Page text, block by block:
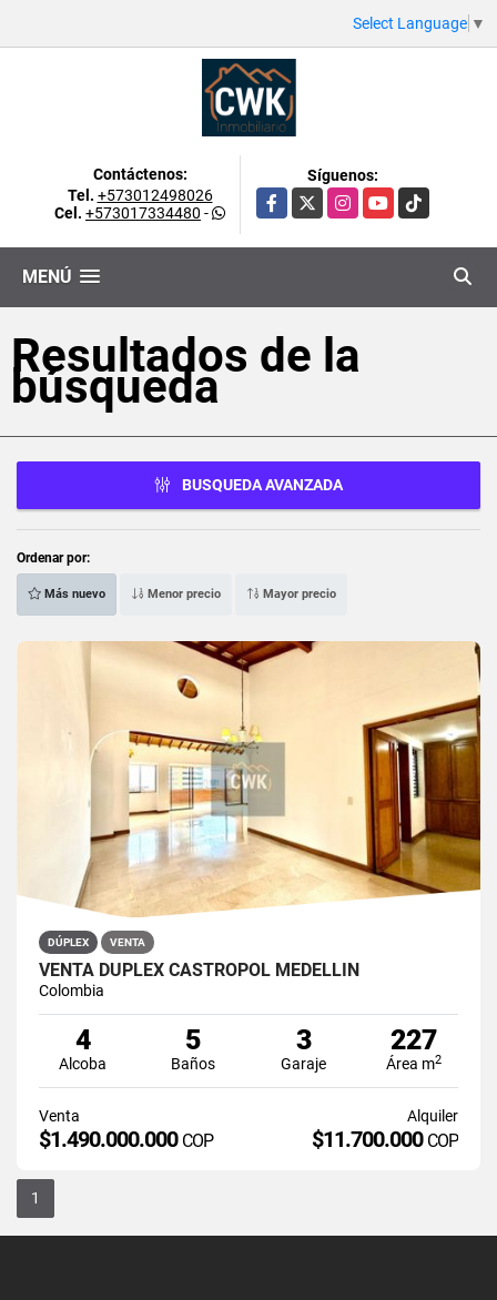
Select Language ▼
Contáctenos:
Tel. +573012498026
Cel. +573017334480 -
Síguenos:
Facebook
X InstagramYouTubeTikTok
MENÚ
Resultados de la
búsqueda
BUSQUEDA AVANZADA
Ordenar por:
Más nuevo Menor precio Mayor precio
DÚPLEX VENTA
VENTA DUPLEX CASTROPOL MEDELLIN
Colombia
4
Alcoba
5
Baños
3
Garaje
227
Área m2
Venta
$1.490.000.000 COP
Alquiler
$11.700.000 COP
1